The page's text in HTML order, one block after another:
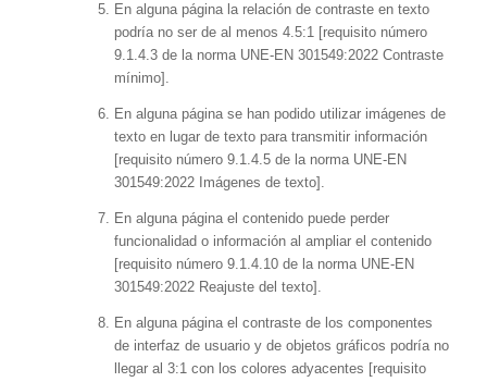
En alguna página la relación de contraste en texto
podría no ser de al menos 4.5:1 [requisito número
9.1.4.3 de la norma UNE-EN 301549:2022 Contraste
mínimo].
En alguna página se han podido utilizar imágenes de
texto en lugar de texto para transmitir información
[requisito número 9.1.4.5 de la norma UNE-EN
301549:2022 Imágenes de texto].
En alguna página el contenido puede perder
funcionalidad o información al ampliar el contenido
[requisito número 9.1.4.10 de la norma UNE-EN
301549:2022 Reajuste del texto].
En alguna página el contraste de los componentes
de interfaz de usuario y de objetos gráficos podría no
llegar al 3:1 con los colores adyacentes [requisito